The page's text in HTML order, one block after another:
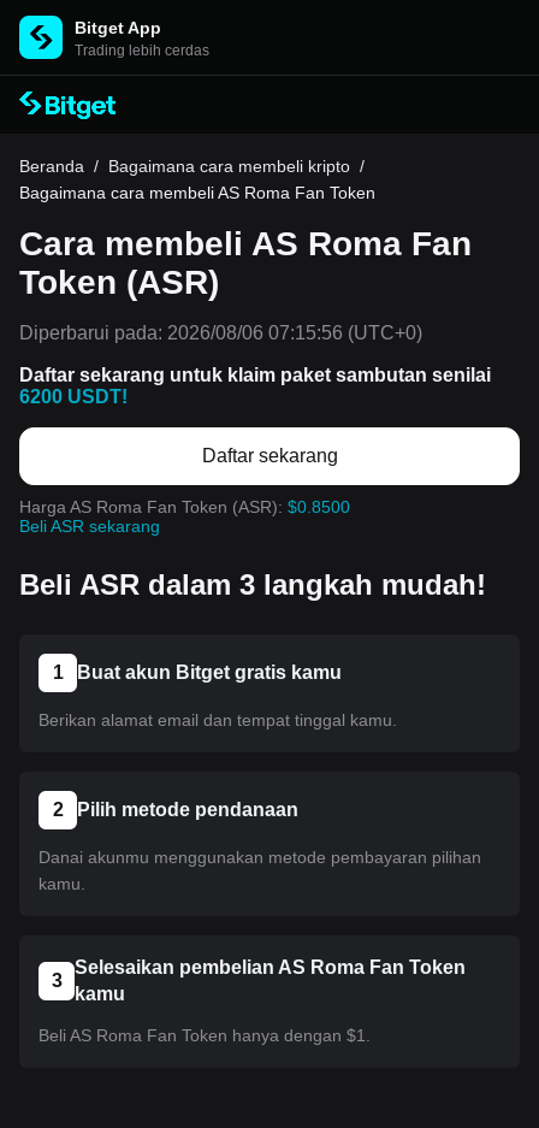
Bitget App
Trading lebih cerdas
Beranda / Bagaimana cara membeli kripto /
Bagaimana cara membeli AS Roma Fan Token
Cara membeli AS Roma Fan
Token (ASR)
Diperbarui pada: 2026/08/06 07:15:56 (UTC+0)
Daftar sekarang untuk klaim paket sambutan senilai
6200 USDT!
Daftar sekarang
Harga AS Roma Fan Token (ASR): $0.8500
Beli ASR sekarang
Beli ASR dalam 3 langkah mudah!
1 Buat akun Bitget gratis kamu
Berikan alamat email dan tempat tinggal kamu.
2 Pilih metode pendanaan
Danai akunmu menggunakan metode pembayaran pilihan
kamu.
3
Selesaikan pembelian AS Roma Fan Token
kamu
Beli AS Roma Fan Token hanya dengan $1.